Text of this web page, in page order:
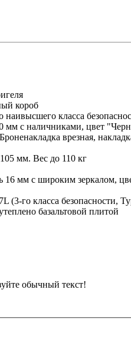
короб
класса
мм с наличниками, цвет
врезная,
мм. Вес до 110 кг
16 мм с широким зеркалом,
(3-го класса безопасности,
базальтовой плитой
обычный текст!